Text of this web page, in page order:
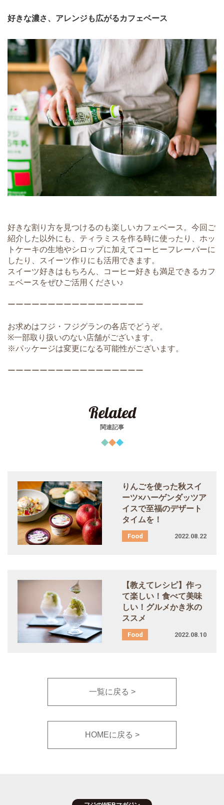
好きな濃さ、アレンジも広がるカフェベース
好きな割り方を見つけるのも楽しいカフェベース。今回ご
紹介した以外にも、ティラミスを作る時に使ったり、ホッ
トケーキの生地やシロップに加えてコーヒーフレーバーに
したり、スイーツ作りにも活用できます。
スイーツ好きはもちろん、コーヒー好きも満足できるカフ
ェベースをぜひご活用ください♪
ーーーーーーーーーーーーーーーーー
お求めはフジ・フジグランの各店でどうぞ。
※一部取り扱いのない店舗がございます。
※パッケージは変更になる可能性がございます。
ーーーーーーーーーーーーーーーーー
Related
関連記事
りんごを使った秋スイ
ーツ×ハーゲンダッツア
イスで至福のデザート
タイムを！
2022.08.22
【教えてレシピ】作っ
て楽しい！食べて美味
しい！グルメかき氷の
ススメ
2022.08.10
一覧に戻る
HOMEに戻る